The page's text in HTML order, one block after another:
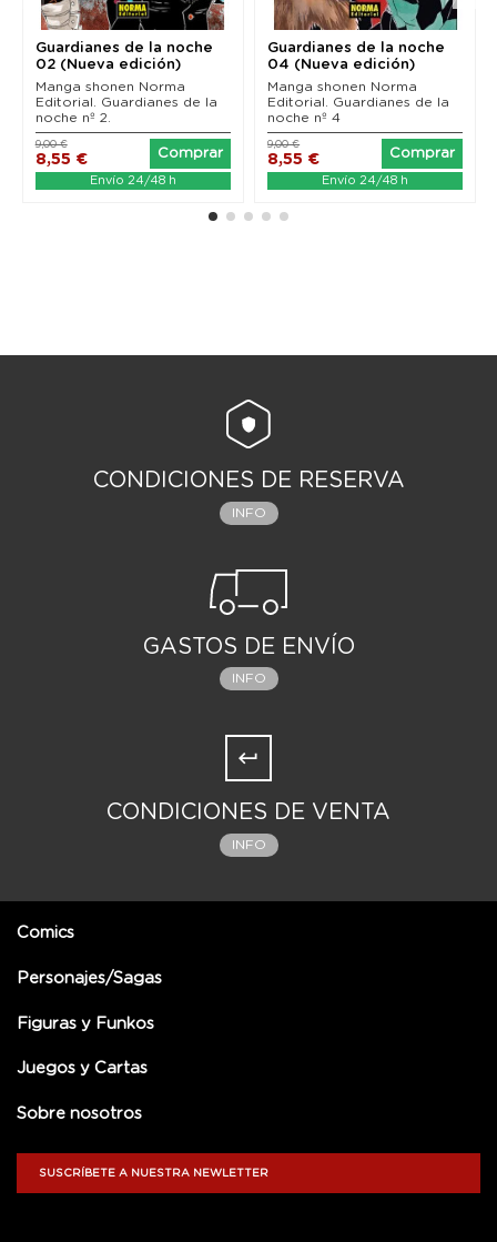
Guardianes de la noche
02 (Nueva edición)
Manga shonen Norma
Editorial. Guardianes de la
noche nº 2.
8,55 €
9,00 €
Comprar
Envío 24/48 h
Guardianes de la noche
04 (Nueva edición)
Manga shonen Norma
Editorial. Guardianes de la
noche nº 4
8,55 €
9,00 €
Comprar
Envío 24/48 h
CONDICIONES DE RESERVA
INFO
GASTOS DE ENVÍO
INFO
CONDICIONES DE VENTA
INFO
Comics
Personajes/Sagas
Figuras y Funkos
Juegos y Cartas
Sobre nosotros
SUSCRÍBETE A NUESTRA NEWLETTER